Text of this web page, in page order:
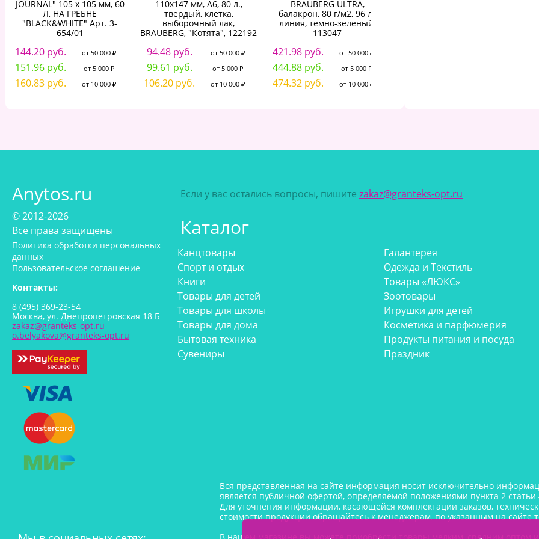
JOURNAL" 105 х 105 мм, 60
Л, НА ГРЕБНЕ
"BLACK&WHITE" Арт. 3-
654/01
144.20 руб. от 50 000 ₽
151.96 руб. от 5 000 ₽
160.83 руб. от 10 000 ₽
110х147 мм, А6, 80 л.,
твердый, клетка,
выборочный лак,
BRAUBERG, "Котята", 122192
94.48 руб. от 50 000 ₽
99.61 руб. от 5 000 ₽
106.20 руб. от 10 000 ₽
BRAUBERG ULTRA,
балакрон, 80 г/м2, 96 л.,
линия, темно-зеленый,
113047
421.98 руб. от 50 000 ₽
444.88 руб. от 5 000 ₽
474.32 руб. от 10 000 ₽
Anytos.ru
© 2012-2026
Все права защищены
Политика обработки персональных
данных
Пользовательское соглашение
Контакты:
8 (495) 369-23-54
Москва, ул. Днепропетровская 18 Б
zakaz@granteks-opt.ru
o.belyakova@granteks-opt.ru
Если у вас остались вопросы, пишите zakaz@granteks-opt.ru
Каталог
Канцтовары
Спорт и отдых
Книги
Товары для детей
Товары для школы
Товары для дома
Бытовая техника
Сувениры
Галантерея
Одежда и Текстиль
Товары «ЛЮКС»
Зоотовары
Игрушки для детей
Косметика и парфюмерия
Продукты питания и посуда
Праздник
Вся представленная на сайте информация носит исключительно
является публичной офертой, определяемой положениями пункта 2
Для уточнения информации, касающейся комплектации заказов,
стоимости продукции обращайтесь к менеджерам, по указанным на сайте